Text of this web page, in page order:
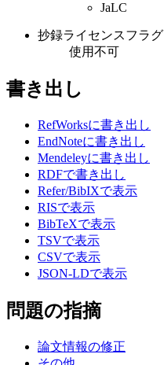
JaLC
抄録ライセンスフラグ
使用不可
書き出し
RefWorksに書き出し
EndNoteに書き出し
Mendeleyに書き出し
RDFで書き出し
Refer/BibIXで表示
RISで表示
BibTeXで表示
TSVで表示
CSVで表示
JSON-LDで表示
問題の指摘
論文情報の修正